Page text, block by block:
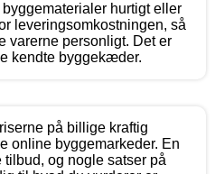
hurtigt eller
leveringsomkostningen, så
varerne personligt. Det er
kendte byggekæder.
på billige kraftig
online byggemarkeder. En
og nogle satser på